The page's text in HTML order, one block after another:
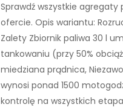
Sprawdź wszystkie
ofercie. Opis wariantu:
Zalety Zbiornik paliwa 30 l
tankowaniu (przy 50%
miedziana prądnica,
wynosi ponad 1500
kontrolę na wszystkich